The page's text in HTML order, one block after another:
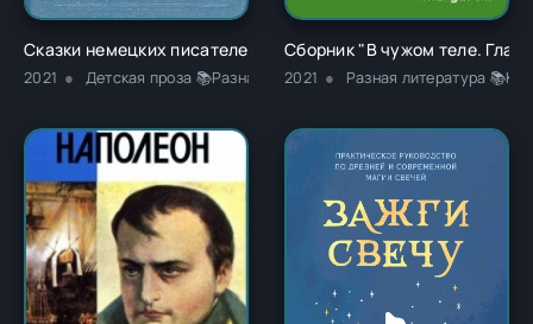
Сказки немецких писателей - Новалис
2021 Детская проза 📚Разная литература
Сборник "В чужом теле.
2021 Разная литература